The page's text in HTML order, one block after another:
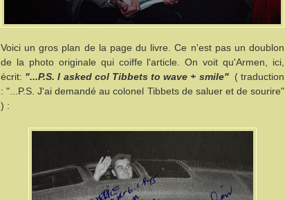
Voici un gros plan de la page du livre. Ce n'est pas un doublon
de la photo originale qui coiffe l'article. On voit qu'Armen, ici,
écrit: "...P.S. I asked col Tibbets to wave + smile"( traduction
: "...P.S. J'ai demandé au colonel Tibbets de saluer et de sourire"
) :